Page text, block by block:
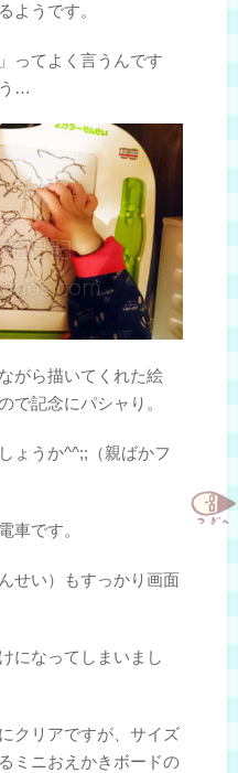
ようです。
ってよく言うんです
…
がら描いてくれた絵
で記念にパシャり。
ょうか^^;;（親ばかフ
車です。
せい）もすっかり画面
になってしまいまし
クリアですが、サイズ
ミニおえかきボードの